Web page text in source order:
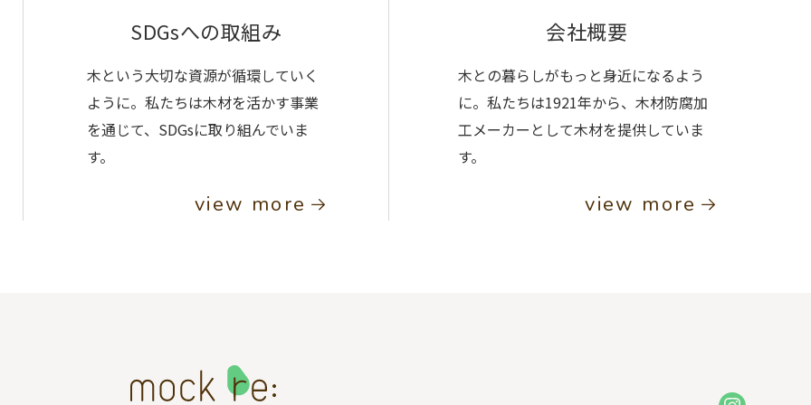
SDGsへの取組み
木という大切な資源が循環していく
ように。私たちは木材を活かす事業
を通じて、SDGsに取り組んでいま
す。
view more
会社概要
木との暮らしがもっと身近になるよう
に。私たちは1921年から、木材防腐加
工メーカーとして木材を提供していま
す。
view more